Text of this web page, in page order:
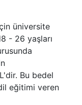
üniversite
- 26 yaşları
Bu bedel
eğitimi veren